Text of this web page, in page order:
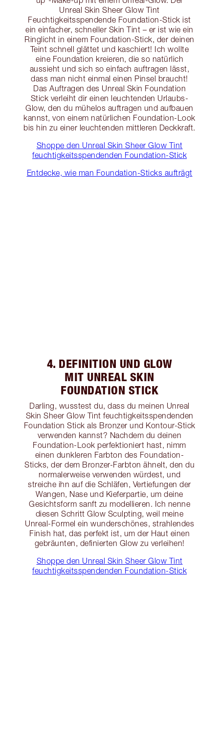
Unreal Skin Sheer Glow Tint
Feuchtigkeitsspendende Foundation-Stick ist
ein einfacher, schneller Skin Tint – er ist wie ein
Ringlicht in einem Foundation-Stick, der deinen
Teint schnell glättet und kaschiert! Ich wollte
eine Foundation kreieren, die so natürlich
aussieht und sich so einfach auftragen lässt,
dass man nicht einmal einen Pinsel braucht!
Das Auftragen des Unreal Skin Foundation
Stick verleiht dir einen leuchtenden Urlaubs-
Glow, den du mühelos auftragen und aufbauen
kannst, von einem natürlichen Foundation-Look
bis hin zu einer leuchtenden mittleren Deckkraft.
Shoppe den Unreal Skin Sheer Glow Tint
feuchtigkeitsspendenden Foundation-Stick
Entdecke, wie man Foundation-Sticks aufträgt
4. DEFINITION UND GLOW
MIT UNREAL SKIN
FOUNDATION STICK
Darling, wusstest du, dass du meinen Unreal
Skin Sheer Glow Tint feuchtigkeitsspendenden
Foundation Stick als Bronzer und Kontour-Stick
verwenden kannst? Nachdem du deinen
Foundation-Look perfektioniert hast, nimm
einen dunkleren Farbton des Foundation-
Sticks, der dem Bronzer-Farbton ähnelt, den du
normalerweise verwenden würdest, und
streiche ihn auf die Schläfen, Vertiefungen der
Wangen, Nase und Kieferpartie, um deine
Gesichtsform sanft zu modellieren. Ich nenne
diesen Schritt Glow Sculpting, weil meine
Unreal-Formel ein wunderschönes, strahlendes
Finish hat, das perfekt ist, um der Haut einen
gebräunten, definierten Glow zu verleihen!
Shoppe den Unreal Skin Sheer Glow Tint
feuchtigkeitsspendenden Foundation-Stick